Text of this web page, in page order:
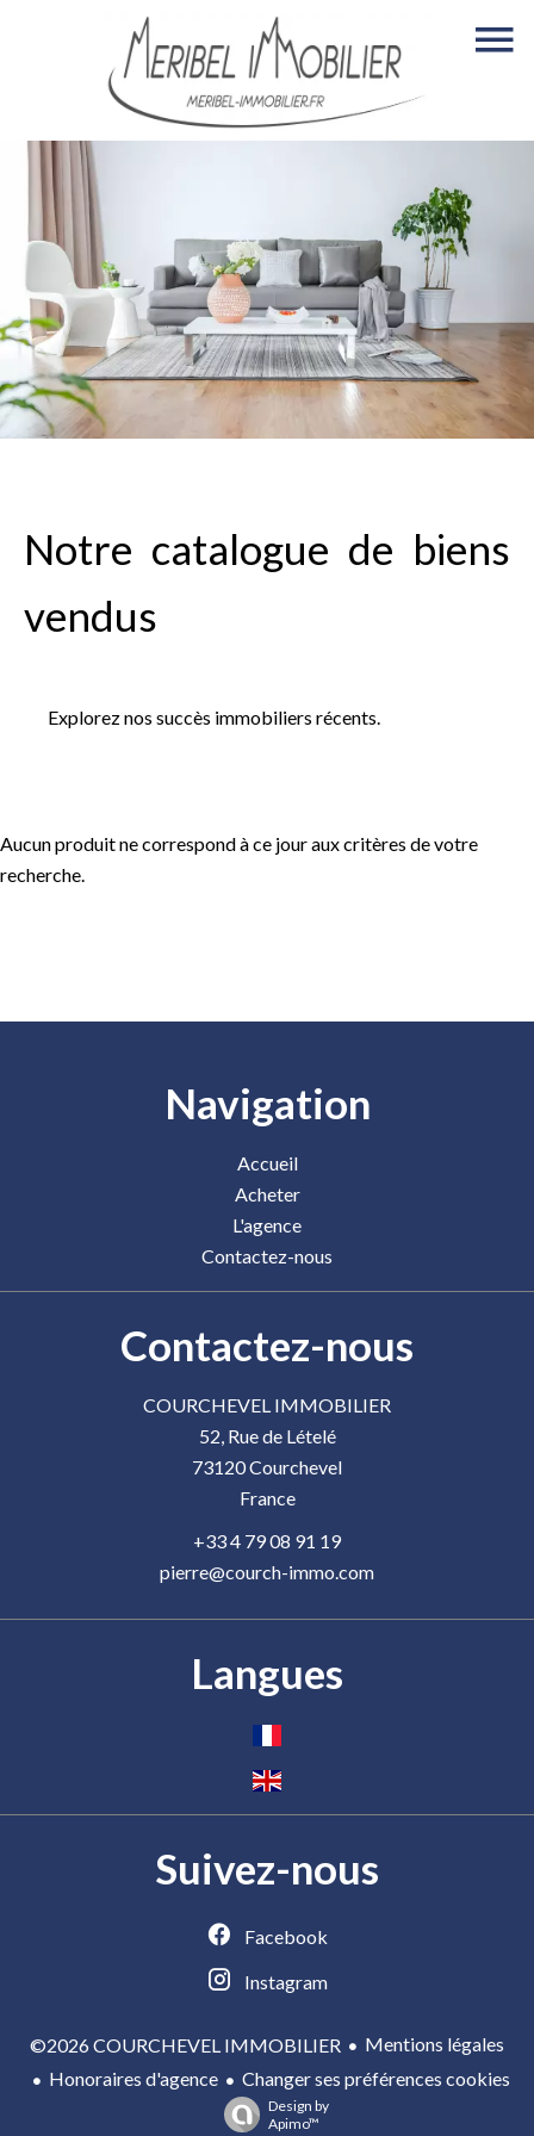
Notre catalogue de biens
vendus
Explorez nos succès immobiliers récents.
Aucun produit ne correspond à ce jour aux critères de votre
recherche.
Navigation
Accueil
Acheter
L'agence
Contactez-nous
Contactez-nous
COURCHEVEL IMMOBILIER
52, Rue de Lételé
73120Courchevel
France
+33 4 79 08 91 19
pierre@courch-immo.com
Langues
Suivez-nous
Facebook
Instagram
©2026 COURCHEVEL IMMOBILIER
Mentions légales
Honoraires d'agence
Changer ses préférences cookies
Design by
Apimo™